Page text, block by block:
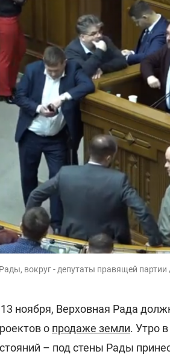
вокруг - депутаты правящей партии
ноября, Верховная Рада
о продаже земли. Утро
– под стены Рады